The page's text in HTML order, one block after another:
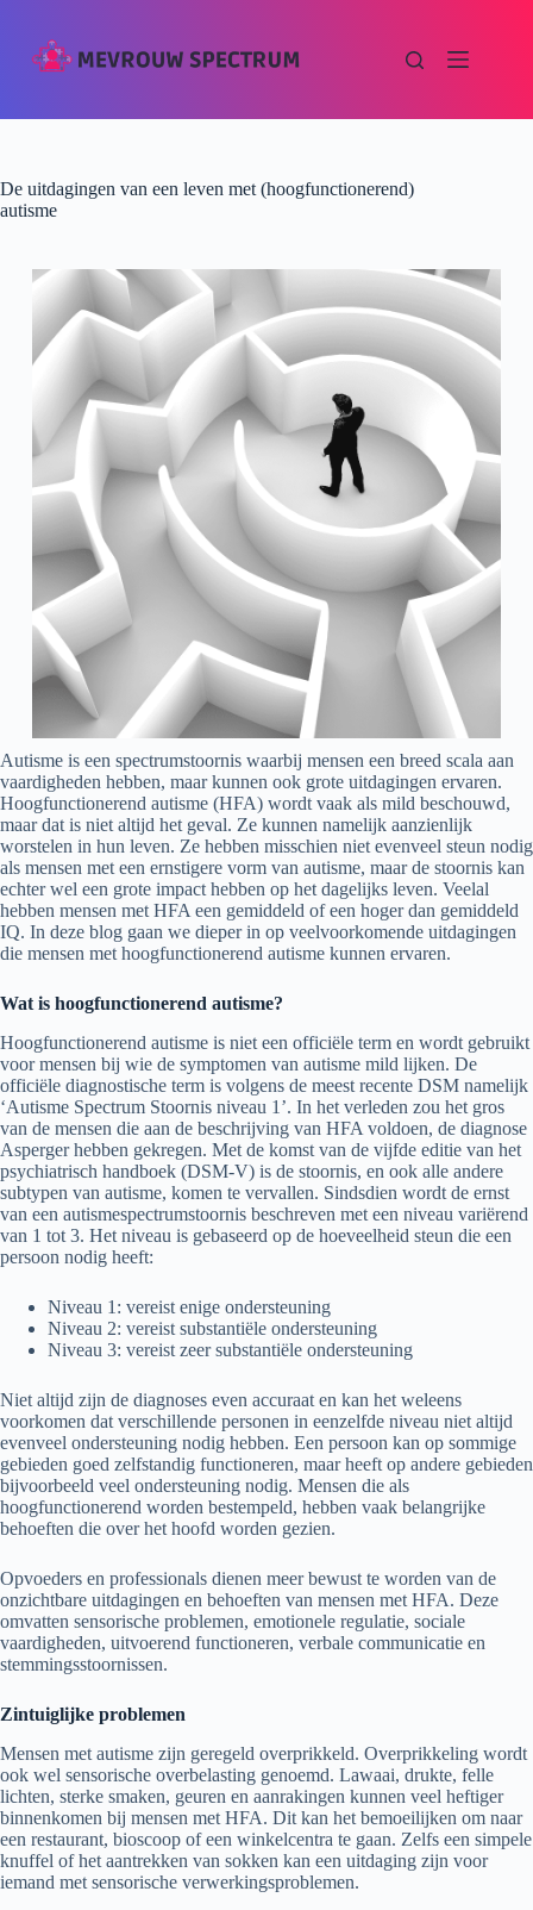
De uitdagingen van een leven met (hoogfunctionerend)
autisme
Autisme is een spectrumstoornis waarbij mensen een breed scala aan
vaardigheden hebben, maar kunnen ook grote uitdagingen ervaren.
Hoogfunctionerend autisme (HFA) wordt vaak als mild beschouwd,
maar dat is niet altijd het geval. Ze kunnen namelijk aanzienlijk
worstelen in hun leven. Ze hebben misschien niet evenveel steun nodig
als mensen met een ernstigere vorm van autisme, maar de stoornis kan
echter wel een grote impact hebben op het dagelijks leven. Veelal
hebben mensen met HFA een gemiddeld of een hoger dan gemiddeld
IQ. In deze blog gaan we dieper in op veelvoorkomende uitdagingen
die mensen met hoogfunctionerend autisme kunnen ervaren.
Wat is hoogfunctionerend autisme?
Hoogfunctionerend autisme is niet een officiële term en wordt gebruikt
voor mensen bij wie de symptomen van autisme mild lijken. De
officiële diagnostische term is volgens de meest recente DSM namelijk
‘Autisme Spectrum Stoornis niveau 1’. In het verleden zou het gros
van de mensen die aan de beschrijving van HFA voldoen, de diagnose
Asperger hebben gekregen. Met de komst van de vijfde editie van het
psychiatrisch handboek (DSM-V) is de stoornis, en ook alle andere
subtypen van autisme, komen te vervallen. Sindsdien wordt de ernst
van een autismespectrumstoornis beschreven met een niveau variërend
van 1 tot 3. Het niveau is gebaseerd op de hoeveelheid steun die een
persoon nodig heeft:
Niveau 1: vereist enige ondersteuning
Niveau 2: vereist substantiële ondersteuning
Niveau 3: vereist zeer substantiële ondersteuning
Niet altijd zijn de diagnoses even accuraat en kan het weleens
voorkomen dat verschillende personen in eenzelfde niveau niet altijd
evenveel ondersteuning nodig hebben. Een persoon kan op sommige
gebieden goed zelfstandig functioneren, maar heeft op andere gebieden
bijvoorbeeld veel ondersteuning nodig. Mensen die als
hoogfunctionerend worden bestempeld, hebben vaak belangrijke
behoeften die over het hoofd worden gezien.
Opvoeders en professionals dienen meer bewust te worden van de
onzichtbare uitdagingen en behoeften van mensen met HFA. Deze
omvatten sensorische problemen, emotionele regulatie, sociale
vaardigheden, uitvoerend functioneren, verbale communicatie en
stemmingsstoornissen.
Zintuiglijke problemen
Mensen met autisme zijn geregeld overprikkeld. Overprikkeling wordt
ook wel sensorische overbelasting genoemd. Lawaai, drukte, felle
lichten, sterke smaken, geuren en aanrakingen kunnen veel heftiger
binnenkomen bij mensen met HFA. Dit kan het bemoeilijken om naar
een restaurant, bioscoop of een winkelcentra te gaan. Zelfs een simpele
knuffel of het aantrekken van sokken kan een uitdaging zijn voor
iemand met sensorische verwerkingsproblemen.